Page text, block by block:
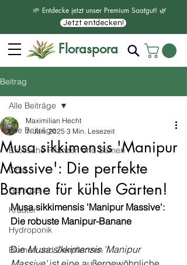
🌱 Entdecke jetzt unser Premium Saatgut! 🌿
Jetzt entdecken!
Floraspora
Beitrag
Alle Beiträge
Exotische Pflanzen und Samen
Obst
Gemüse
Kräuter
Hydroponik
Blumen und Zierpflanzen
Alle Beiträge
Musa sikkimensis 'Manipur
Massive': Die perfekte
Banane für kühle Gärten!
Maximilian Hecht
7. Jan. 2025 3 Min. Lesezeit
Musa sikkimensis 'Manipur Massive':
Die robuste Manipur-Banane
Die Musa sikkimensis 'Manipur